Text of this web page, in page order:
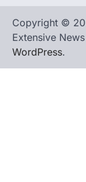
Copyright ©
Extensive
WordPress.